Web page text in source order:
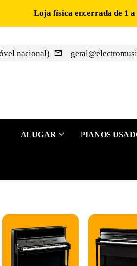
Loja física encerrada de 1 a
nacional)
ALUGAR PIANOS